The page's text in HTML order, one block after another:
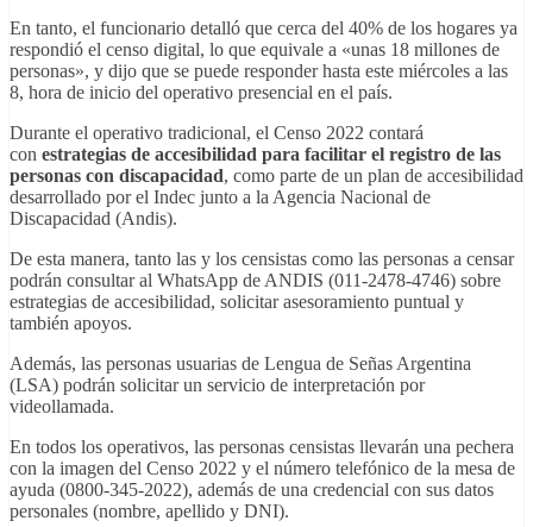
En tanto, el funcionario detalló que cerca del 40% de los hogares ya
respondió el censo digital, lo que equivale a «unas 18 millones de
personas», y dijo que se puede responder hasta este miércoles a las
8, hora de inicio del operativo presencial en el país.
Durante el operativo tradicional, el Censo 2022 contará
con estrategias de accesibilidad para facilitar el registro de las
personas con discapacidad, como parte de un plan de accesibilidad
desarrollado por el Indec junto a la Agencia Nacional de
Discapacidad (Andis).
De esta manera, tanto las y los censistas como las personas a censar
podrán consultar al WhatsApp de ANDIS (011-2478-4746) sobre
estrategias de accesibilidad, solicitar asesoramiento puntual y
también apoyos.
Además, las personas usuarias de Lengua de Señas Argentina
(LSA) podrán solicitar un servicio de interpretación por
videollamada.
En todos los operativos, las personas censistas llevarán una pechera
con la imagen del Censo 2022 y el número telefónico de la mesa de
ayuda (0800-345-2022), además de una credencial con sus datos
personales (nombre, apellido y DNI).